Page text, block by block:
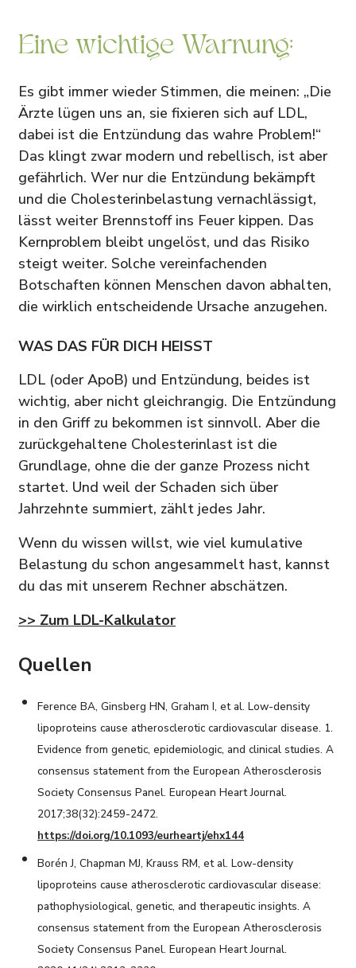
Eine wichtige Warnung:
Es gibt immer wieder Stimmen, die meinen: „Die
Ärzte lügen uns an, sie fixieren sich auf LDL,
dabei ist die Entzündung das wahre Problem!“
Das klingt zwar modern und rebellisch, ist aber
gefährlich. Wer nur die Entzündung bekämpft
und die Cholesterinbelastung vernachlässigt,
lässt weiter Brennstoff ins Feuer kippen. Das
Kernproblem bleibt ungelöst, und das Risiko
steigt weiter. Solche vereinfachenden
Botschaften können Menschen davon abhalten,
die wirklich entscheidende Ursache anzugehen.
WAS DAS FÜR DICH HEISST
LDL (oder ApoB) und Entzündung, beides ist
wichtig, aber nicht gleichrangig. Die Entzündung
in den Griff zu bekommen ist sinnvoll. Aber die
zurückgehaltene Cholesterinlast ist die
Grundlage, ohne die der ganze Prozess nicht
startet. Und weil der Schaden sich über
Jahrzehnte summiert, zählt jedes Jahr.
Wenn du wissen willst, wie viel kumulative
Belastung du schon angesammelt hast, kannst
du das mit unserem Rechner abschätzen.
>> Zum LDL-Kalkulator
Quellen
Ference BA, Ginsberg HN, Graham I, et al. Low-density
lipoproteins cause atherosclerotic cardiovascular disease. 1.
Evidence from genetic, epidemiologic, and clinical studies. A
consensus statement from the European Atherosclerosis
Society Consensus Panel. European Heart Journal.
2017;38(32):2459-2472.
https://doi.org/10.1093/eurheartj/ehx144
Borén J, Chapman MJ, Krauss RM, et al. Low-density
lipoproteins cause atherosclerotic cardiovascular disease:
pathophysiological, genetic, and therapeutic insights. A
consensus statement from the European Atherosclerosis
Society Consensus Panel. European Heart Journal.